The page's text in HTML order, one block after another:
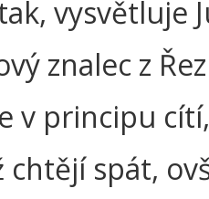
vysvětluje
znalec z
v principu
chtějí spát,